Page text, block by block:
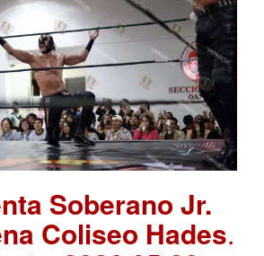
Soberano Jr.
Coliseo Hades.